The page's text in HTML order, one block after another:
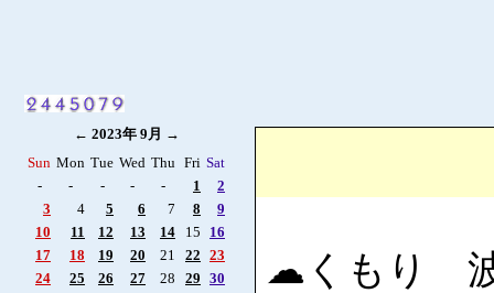
← 2023年 9月 →
Sun Mon Tue Wed Thu Fri Sat
-
- - - - 1
2
3
4 5 6 7 8
9
10
11 12 13 14 15
16
17
18 19 20 21 22 23
24
25 26 27 28 29 30
☁くもり